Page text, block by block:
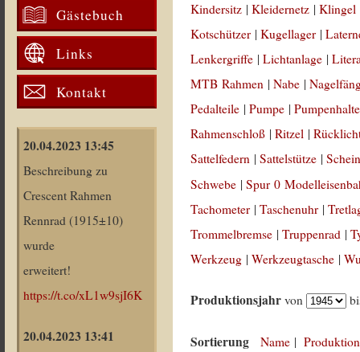
Gästebuch
Links
Kontakt
20.04.2023 13:45
Beschreibung zu
Crescent Rahmen
Rennrad (1915±10)
wurde
erweitert!
https://t.co/xL1w9sjI6K
20.04.2023 13:41
Kindersitz |Kleidernetz |Klingel
Kotschützer |Kugellager |
Lenkergriffe |Lichtanlage |
MTB Rahmen |Nabe |
Pedalteile |Pumpe |
Rahmenschloß |Ritzel |
Sattelfedern |Sattelstütze |
Schwebe |Spur 0
Tachometer |Taschenuhr |
Trommelbremse |Truppenrad |
Werkzeug |Werkzeugtasche |
Produktionsjahr von
Sortierung Name |